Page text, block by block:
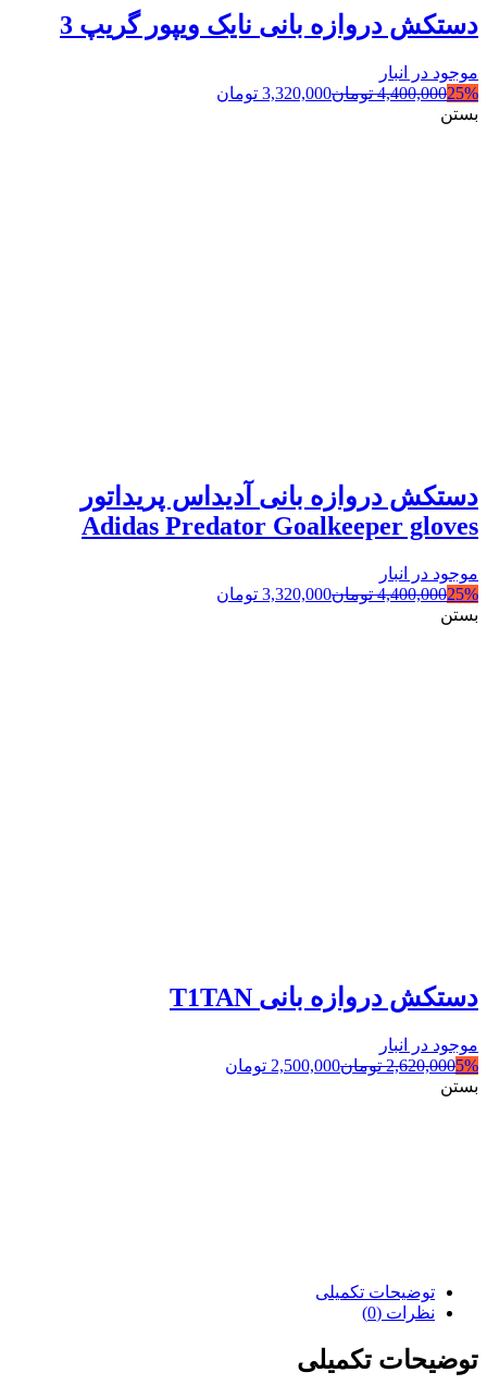
دستکش دروازه بانی نایک ویپور گریپ 3
موجود در انبار
25%
4,400,000 تومان3,320,000 تومان
بستن
دستکش دروازه بانی آدیداس پریداتور
Adidas Predator Goalkeeper gloves
موجود در انبار
25%
4,400,000 تومان3,320,000 تومان
بستن
دستکش دروازه بانی T1TAN
موجود در انبار
5%
2,620,000 تومان2,500,000 تومان
بستن
توضیحات تکمیلی
نظرات (0)
توضیحات تکمیلی